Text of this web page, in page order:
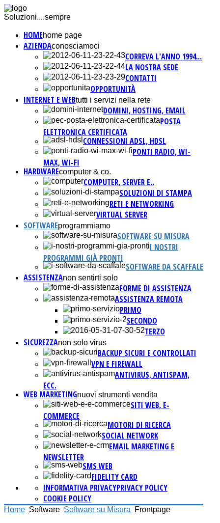
Soluzioni....sempre
HOMEhome page
AZIENDAconosciamoci
CORREVA L'ANNO 1994...
LA NOSTRA SEDE
CONTATTI
OPPORTUNITÀ
INTERNET E WEBtutti i servizi nella rete
DOMINI, HOSTING, EMAIL
POSTA
ELETTRONICA CERTIFICATA
CONNESSIONI ADSL, HDSL
PONTI RADIO, WI-
MAX, WI-FI
HARDWAREcomputer & co.
COMPUTER, SERVER E..
SOLUZIONI DI STAMPA
RETI E NETWORKING
VIRTUAL SERVER
SOFTWAREprogrammiamo
SOFTWARE SU MISURA
I NOSTRI
PROGRAMMI GIÀ PRONTI
SOFTWARE DA SCAFFALE
ASSISTENZAnon sentirti solo
FORME DI ASSISTENZA
ASSISTENZA REMOTA
PRIMO
SECONDO
TERZO
SICUREZZAnon solo virus
BACKUP SICURI E CONTROLLATI
VPN E FIREWALL
ANTIVIRUS, ANTISPAM,
ECC.
WEB MARKETINGnuovi strumenti vendita
SITI WEB, E-
COMMERCE
MOTORI DI RICERCA
SOCIAL NETWORK
EMAIL MARKETING E
NEWSLETTER
SMS WEB
FIDELITY CARD
PRIVACY POLICY
INFORMATIVA PRIVACY
COOKIE POLICY
Home Software Software su Misura Frontpage